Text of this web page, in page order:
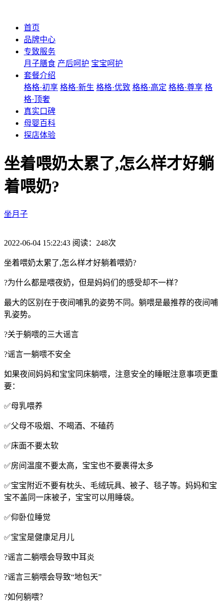
首页
品牌中心
专致服务
月子膳食 产后呵护 宝宝呵护
套餐介绍
格格·初享 格格·新生 格格·优致 格格·高定 格格·尊享 格
格·顶奢
真实口碑
母婴百科
探店体验
坐着喂奶太累了,怎么样才好躺
着喂奶?
坐月子
2022-06-04 15:22:43 阅读：248次
坐着喂奶太累了,怎么样才好躺着喂奶?
?为什么都是喂夜奶，但是妈妈们的感受却不一样？
最大的区别在于夜间哺乳的姿势不同。躺喂是最推荐的夜间哺
乳姿势。
?关于躺喂的三大谣言
?谣言一躺喂不安全
如果夜间妈妈和宝宝同床躺喂，注意安全的睡眠注意事项更重
要：
✅母乳喂养
✅父母不吸烟、不喝酒、不磕药
✅床面不要太软
✅房间温度不要太高，宝宝也不要裹得太多
✅宝宝附近不要有枕头、毛绒玩具、被子、毯子等。妈妈和宝
宝不盖同一床被子，宝宝可以用睡袋。
✅仰卧位睡觉
✅宝宝是健康足月儿
?谣言二躺喂会导致中耳炎
?谣言三躺喂会导致“地包天”
?如何躺喂？